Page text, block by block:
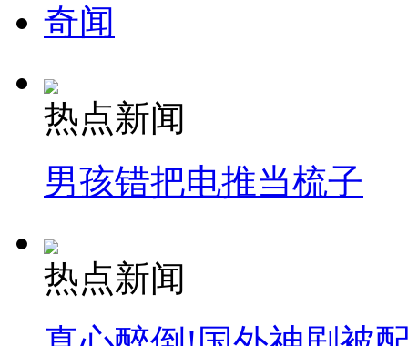
司机酒驾遇交警 急速倒车逃窜
奇闻
热点新闻
男孩错把电推当梳子
热点新闻